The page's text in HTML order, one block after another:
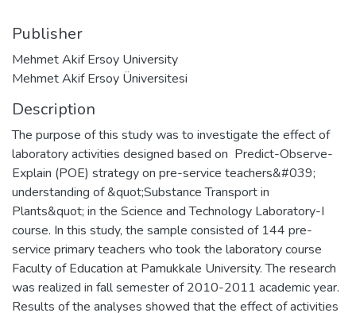
Publisher
Mehmet Akif Ersoy University
Mehmet Akif Ersoy Üniversitesi
Description
The purpose of this study was to investigate the effect of
laboratory activities designed based on Predict-Observe-
Explain (POE) strategy on pre-service teachers&#039;
understanding of &quot;Substance Transport in
Plants&quot; in the Science and Technology Laboratory-I
course. In this study, the sample consisted of 144 pre-
service primary teachers who took the laboratory course
Faculty of Education at Pamukkale University. The research
was realized in fall semester of 2010-2011 academic year.
Results of the analyses showed that the effect of activities